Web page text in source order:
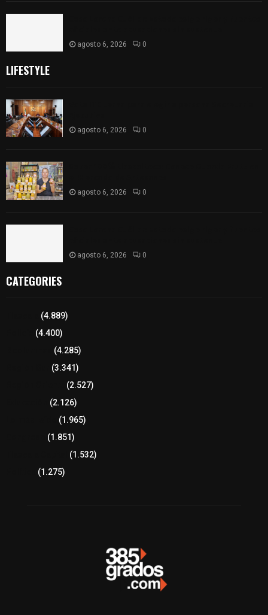
agosto 6, 2026 0
LIFESTYLE
agosto 6, 2026 0
agosto 6, 2026 0
agosto 6, 2026 0
CATEGORIES
(4.889)
(4.400)
(4.285)
(3.341)
(2.527)
(2.126)
(1.965)
(1.851)
(1.532)
(1.275)